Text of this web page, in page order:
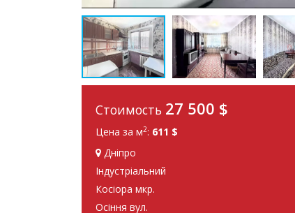
Стоимость 27 500 $
Цена за м2: 611 $
Дніпро
Індустріальний
Косіора мкр.
Осіння вул.